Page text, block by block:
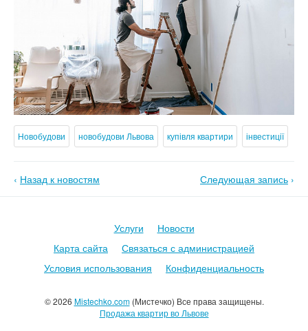
Новобудови новобудови Львова купівля квартири інвестиції
‹ Назад к новостям Следующая запись ›
© 2026 Mistechko.com(Мистечко) Все права защищены.
Продажа квартир во Львове
Услуги
Новости
Карта сайта
Связаться с администрацией
Условия использования
Конфиденциальность